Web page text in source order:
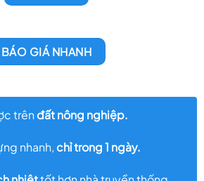
BÁO GIÁ NHANH
trênđất nông nghiệp.
nhanh, chỉ trong 1 ngày.